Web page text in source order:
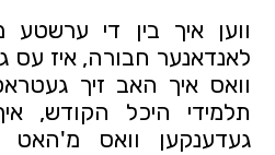
ווען איך בין די ערשטע
לאנדאנער חבורה, איז עס
וואס איך האב זיך
תלמידי היכל הקודש,
געדענקען וואס